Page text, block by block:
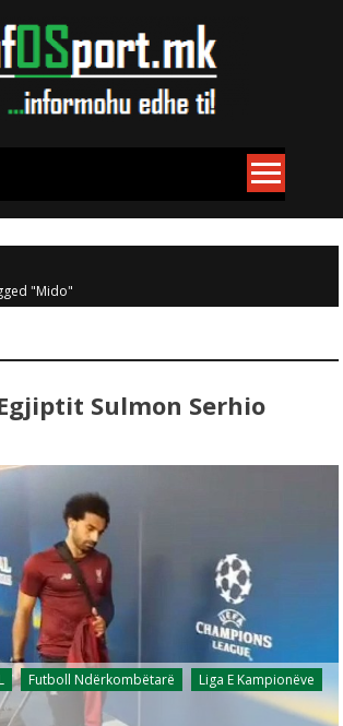
"Mido"
Sulmon Serhio
Futboll Ndërkombëtarë
Liga E Kampionëve